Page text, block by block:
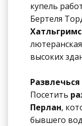
купель
Бертеля
высоких
Развлечься
Посетить
Перлан,
бывшего